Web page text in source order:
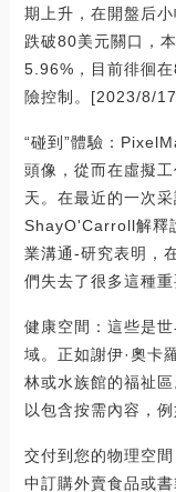
期上升，在開盤后
跌破80美元關口，
5.96%，目前徘徊
險控制。[2023/8/
“碰到”體驗：
頭像，從而在虛擬
天。在最近的一次
ShayO'Carroll解釋
業溝通-研究表明，
們失去了很多這種重
健康空間：這些是
域。正如謝伊·奧卡
林或水族館的福祉
以包含按需內容，
交付到您的物理空
中訂購外賣食品或